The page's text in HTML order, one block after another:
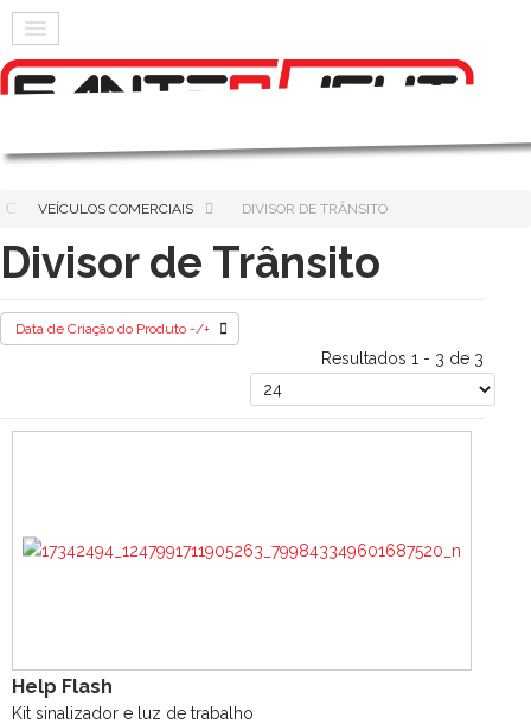
VEÍCULOS COMERCIAIS DIVISOR DE TRÂNSITO
Divisor de Trânsito
Data de Criação do Produto -/+
Resultados 1 - 3 de 3
Help Flash
Kit sinalizador e luz de trabalho